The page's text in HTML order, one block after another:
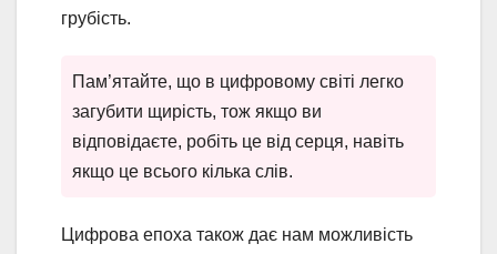
грубість.
Пам’ятайте, що в цифровому світі легко
загубити щирість, тож якщо ви
відповідаєте, робіть це від серця, навіть
якщо це всього кілька слів.
Цифрова епоха також дає нам можливість